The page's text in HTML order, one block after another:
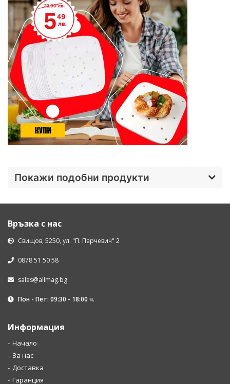
Покажи подобни продукти
Връзка с нас
Свищов, 5250, ул. "П. Парчевич" 2
0878 51 50 58
sales@allmag.bg
Пон - Пет: 09:30 - 18:00 ч.
Информация
Начало
За нас
Доставка
Гаранция